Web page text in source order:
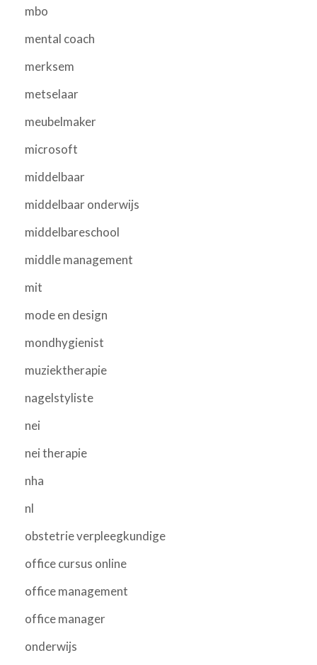
mbo
mental coach
merksem
metselaar
meubelmaker
microsoft
middelbaar
middelbaar onderwijs
middelbareschool
middle management
mit
mode en design
mondhygienist
muziektherapie
nagelstyliste
nei
nei therapie
nha
nl
obstetrie verpleegkundige
office cursus online
office management
office manager
onderwijs